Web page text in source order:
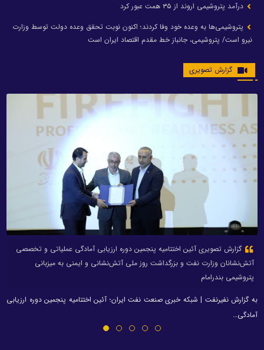
درآمد پتروشیمی اروند از ۳۵ همت عبور کرد
پتروشیمی‌ها به وعده خود وفا کردند؛ اکنون نوبت تحقق وعده دولت توسط وزارت
نیرو است/ پتروشیمی، جانباز خط مقدم اقتصاد ایران است
گزارش تصویری
گزارش تصویری آئین اختتامیه پنجمین دوره ارزیابی آمادگی عملیاتی و تخصصی
آتش‌نشانان وزارت نفت و بزرگداشت روز ملی آتش‌نشانی و ایمنی به میزبانی
پتروشیمی بندرامام
به گزارش نفیرنفت | شبکه خبری صنعت نفت ایران؛ آئین اختتامیه پنجمین دوره ارزیابی
آمادگی…